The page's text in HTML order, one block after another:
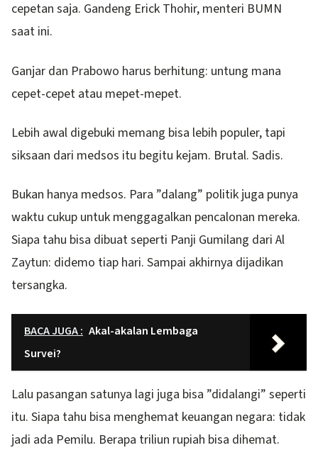
cepetan saja. Gandeng Erick Thohir, menteri BUMN
saat ini.
Ganjar dan Prabowo harus berhitung: untung mana
cepet-cepet atau mepet-mepet.
Lebih awal digebuki memang bisa lebih populer, tapi
siksaan dari medsos itu begitu kejam. Brutal. Sadis.
Bukan hanya medsos. Para ”dalang” politik juga punya
waktu cukup untuk menggagalkan pencalonan mereka.
Siapa tahu bisa dibuat seperti Panji Gumilang dari Al
Zaytun: didemo tiap hari. Sampai akhirnya dijadikan
tersangka.
BACA JUGA : Akal-akalan Lembaga
Survei?
Lalu pasangan satunya lagi juga bisa ”didalangi” seperti
itu. Siapa tahu bisa menghemat keuangan negara: tidak
jadi ada Pemilu. Berapa triliun rupiah bisa dihemat.